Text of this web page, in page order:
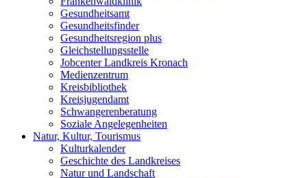
Gesundheitsamt
Gesundheitsfinder
Gesundheitsregion plus
Gleichstellungsstelle
Jobcenter Landkreis Kronach
Medienzentrum
Kreisbibliothek
Kreisjugendamt
Schwangerenberatung
Soziale Angelegenheiten
Natur, Kultur, Tourismus
Kulturkalender
Geschichte des Landkreises
Natur und Landschaft